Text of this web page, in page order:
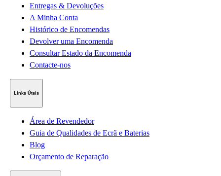
Entregas & Devoluções
A Minha Conta
Histórico de Encomendas
Devolver uma Encomenda
Consultar Estado da Encomenda
Contacte-nos
Links Úteis
Área de Revendedor
Guia de Qualidades de Ecrã e Baterias
Blog
Orçamento de Reparação